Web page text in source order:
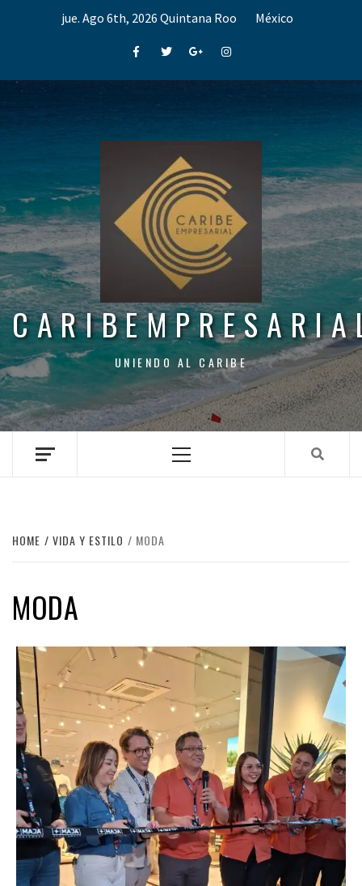
jue. Ago 6th, 2026 Quintana Roo México
FacebookTwitterGoogle+Instagram
UNIENDO AL CARIBE
Menu
HOME VIDA Y ESTILO MODA
MODA